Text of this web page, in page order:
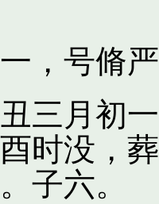
，号脩严
三月初
时没，
子六。